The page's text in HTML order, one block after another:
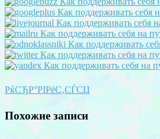
РќСЂР°РІРёС‚СЃСЏ
Похожие записи